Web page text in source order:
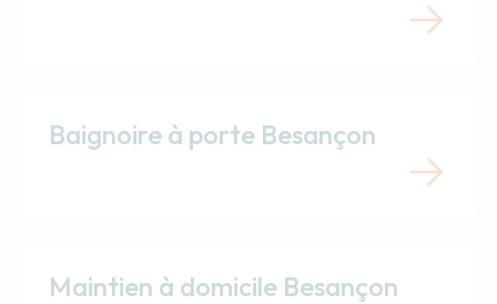
Baignoire à porte Besançon
Maintien à domicile Besançon